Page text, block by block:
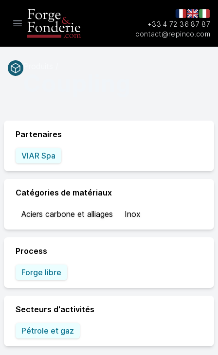
Open main menu
+33 4 72 36 87 87
contact@repinco.com
Partenaires
VIAR Spa
Catégories de matériaux
Aciers carbone et alliages Inox
Process
Forge libre
Secteurs d'activités
Pétrole et gaz